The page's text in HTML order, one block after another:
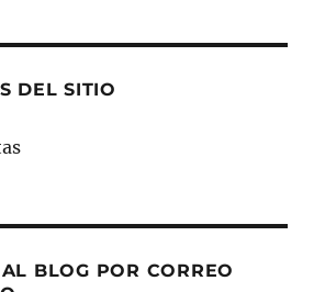
DEL SITIO
BLOG POR CORREO